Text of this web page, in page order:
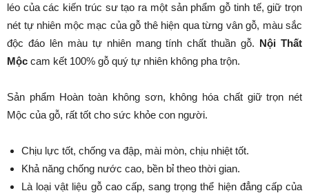
léo của các kiến trúc sư tạo ra một sản phẩm gỗ tinh tế, giữ trọn
nét tự nhiên mộc mạc của gỗ thê hiện qua từng vân gỗ, màu sắc
độc đáo lên màu tự nhiên mang tính chất thuần gỗ. Nội Thất
Mộc cam kết 100% gỗ quý tự nhiên không pha trộn.
Sản phẩm Hoàn toàn không sơn, không hóa chất giữ trọn nét
Mộc của gỗ, rất tốt cho sức khỏe con người.
Chịu lực tốt, chống va đập, mài mòn, chịu nhiệt tốt.
Khả năng chống nước cao, bền bỉ theo thời gian.
Là loại vật liệu gỗ cao cấp, sang trọng thể hiện đẳng cấp của